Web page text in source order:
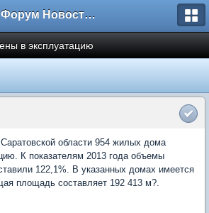
Форум Новостройки
в эксплуатацию
области 954 жилых дома
К показателям 2013 года объемы
122,1%. В указанных домах имеется
площадь составляет 192 413 м?.